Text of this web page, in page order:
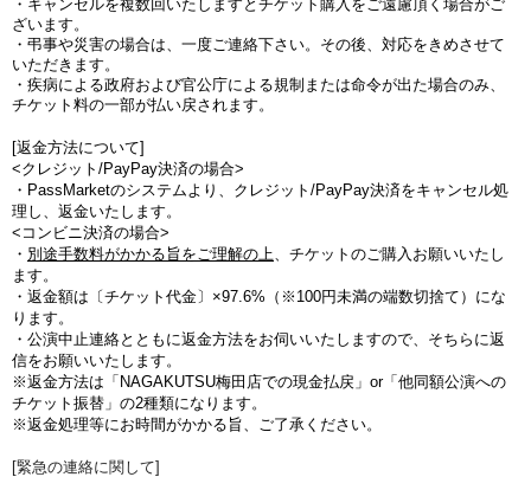
・キャンセルを複数回いたしますとチケット購入をご遠慮頂く場合がご
ざいます。
・弔事や災害の場合は、一度ご連絡下さい。その後、対応をきめさせて
いただきます。
・疾病による政府および官公庁による規制または命令が出た場合のみ、
チケット料の一部が払い戻されます。
[返金方法について]
<クレジット/PayPay決済の場合>
・PassMarketのシステムより、クレジット/PayPay決済をキャンセル処
理し、返金いたします。
<コンビニ決済の場合>
・ 別途手数料がかかる旨をご理解の上、チケットのご購入お願いいたし
ます。
・ 返金額は〔チケット代金〕×97.6%（※100円未満の端数切捨て ）にな
ります。
・公演中止連絡とともに返金方法をお伺いいたしますので、そちらに返
信をお願いいたします。
※返金方法は「NAGAKUTSU梅田店での現金払戻」or「他同額公演への
チケット振替」の2種類になります。
※返金処理等にお時間がかかる旨、ご了承ください。
[緊急の連絡に関して]